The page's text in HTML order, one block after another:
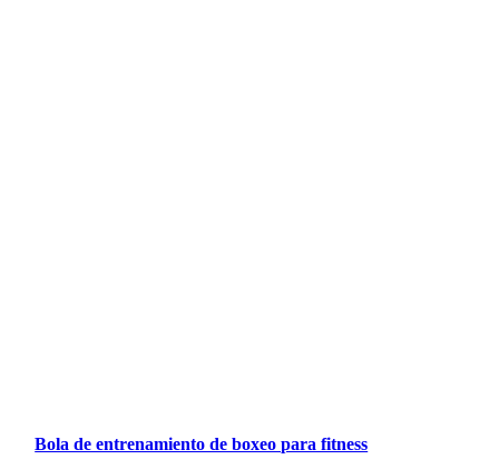
Bola de entrenamiento de boxeo para fitness